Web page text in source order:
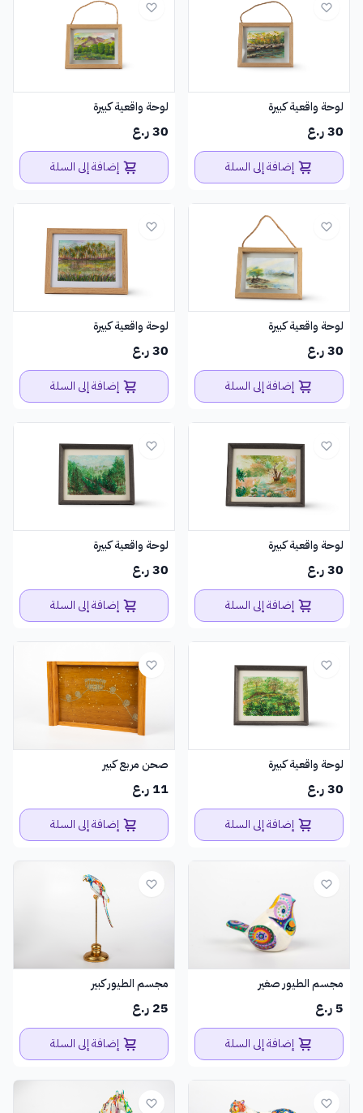
لوحة واقعية كبيرة
30 ر.ع
إضافة إلى السلة
لوحة واقعية كبيرة
30 ر.ع
إضافة إلى السلة
لوحة واقعية كبيرة
30 ر.ع
إضافة إلى السلة
لوحة واقعية كبيرة
30 ر.ع
إضافة إلى السلة
لوحة واقعية كبيرة
30 ر.ع
إضافة إلى السلة
لوحة واقعية كبيرة
30 ر.ع
إضافة إلى السلة
لوحة واقعية كبيرة
30 ر.ع
إضافة إلى السلة
صحن مربع كبير
11 ر.ع
إضافة إلى السلة
مجسم الطيور صغير
5 ر.ع
إضافة إلى السلة
مجسم الطيور كبير
25 ر.ع
إضافة إلى السلة